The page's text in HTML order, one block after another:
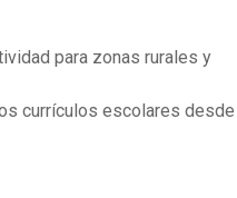
para zonas rurales y
currículos escolares desde